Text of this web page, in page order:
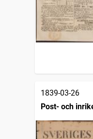
1839-03-26
Post- och